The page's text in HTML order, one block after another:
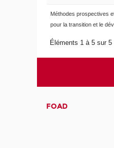
Méthodes prospectives
pour la transition et le
Éléments 1 à 5 sur 5
FOAD